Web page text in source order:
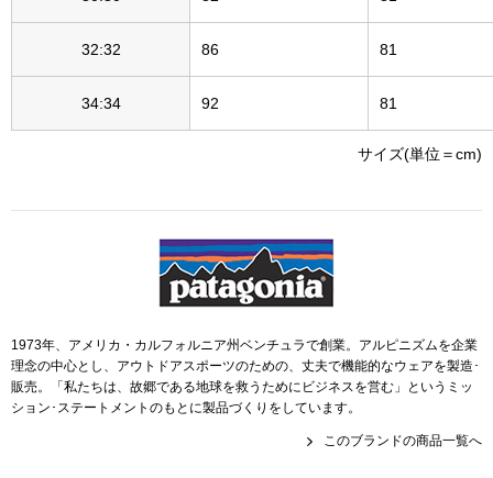
その他
おすすめブラ
カンタベリー
32:32 86 81
34:34 92 81
サイズ(単位＝cm)
1973年、アメリカ・カルフォルニア州ベンチュラで創業。アルピニズムを企業
理念の中心とし、アウトドアスポーツのための、丈夫で機能的なウェアを製造･
販売。「私たちは、故郷である地球を救うためにビジネスを営む」というミッ
ション･ステートメントのもとに製品づくりをしています。
このブランドの商品一覧へ